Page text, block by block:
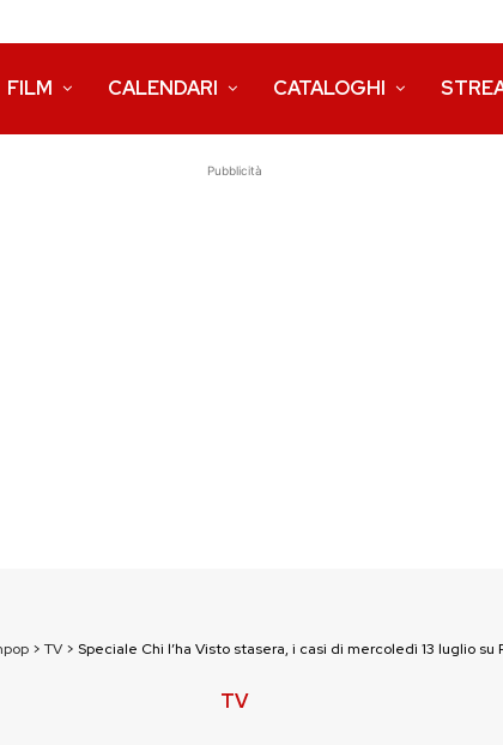
FILM CALENDARI CATALOGHI
Pubblicità
> TV> Speciale Chi l’ha Visto stasera, i casi di mercoledì 13 luglio su
TV